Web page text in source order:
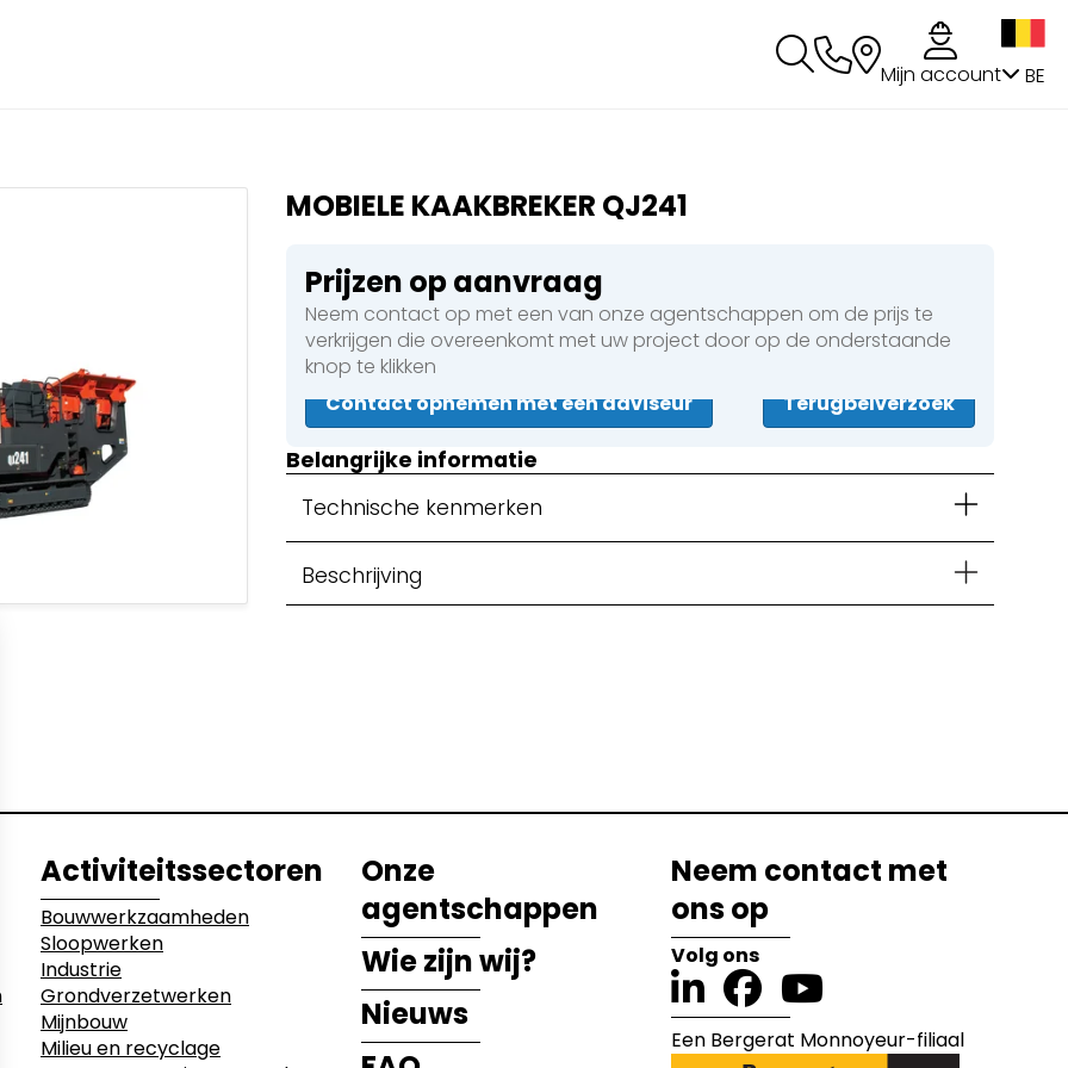
Mijn account BE
MOBIELE KAAKBREKER QJ241
Technische kenmerken
Belangrijke informatie
Contact opnemen met een adviseur Terugbelverzoek
Prijzen op aanvraag
Neem contact op met een van onze agentschappen om de prijs te
verkrijgen die overeenkomt met uw project door op de onderstaande
knop te klikken
Beschrijving
Activiteitssectoren
Bouwwerkzaamheden
Sloopwerken
Industrie
Grondverzetwerken
Mijnbouw
Milieu en recyclage
Onze
agentschappen
Wie zijn wij?
Nieuws
Neem contact met
ons op
Volg ons
Een Bergerat Monnoyeur-filiaal